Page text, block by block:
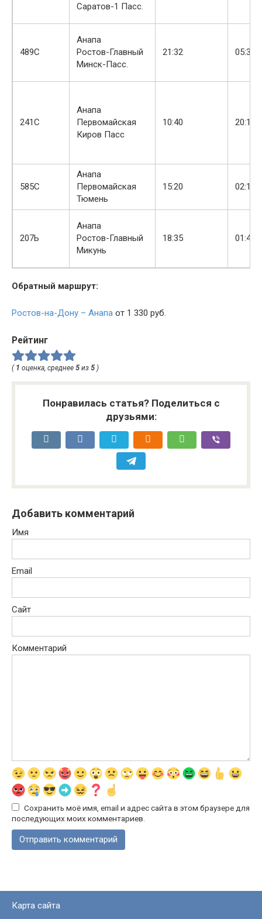
Саратов-1 Пасс.
489С
Анапа
Ростов-Главный
Минск-Пасс.
21:32 05:36
241С
Анапа
Первомайская
Киров Пасс
10:40 20:12
585С
Анапа
Первомайская
Тюмень
15:20 02:15
207Ь
Анапа
Ростов-Главный
Микунь
18:35 01:41
Обратный маршрут:
Ростов-на-Дону – Анапа от 1 330 руб.
Рейтинг
( 1 оценка, среднее 5 из 5 )
Понравилась статья? Поделиться с
друзьями:
Добавить комментарий
Имя
Email
Сайт
Комментарий
Сохранить моё имя, email и адрес сайта в этом браузере для
последующих моих комментариев.
Карта сайта